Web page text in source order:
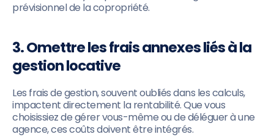
prévisionnel de la copropriété.
3. Omettre les frais annexes liés à la
gestion locative
Les frais de gestion, souvent oubliés dans les calculs,
impactent directement la rentabilité. Que vous
choisissiez de gérer vous-même ou de déléguer à une
agence, ces coûts doivent être intégrés.